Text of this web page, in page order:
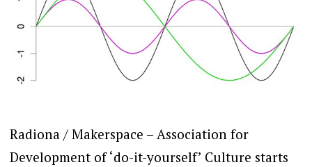
Radiona / Makerspace – Association for
Development of ‘do-it-yourself’ Culture starts